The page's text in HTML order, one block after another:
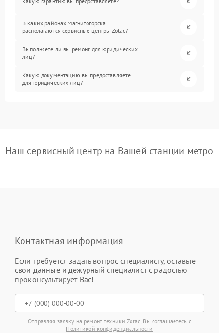
В каких районах Магнитогорска
располагаются сервисные центры Zotac?
Выполняете ли вы ремонт для юридических
лиц?
Какую документацию вы предоставляете
для юридических лиц?
Наш сервисный центр на Вашей станции метро
Контактная информация
Если требуется задать вопрос специалисту, оставьте
свои данные и дежурный специалист с радостью
проконсультирует Вас!
Отправляя заявку на ремонт техники Zotac, Вы соглашаетесь с
Политикой конфиденциальности